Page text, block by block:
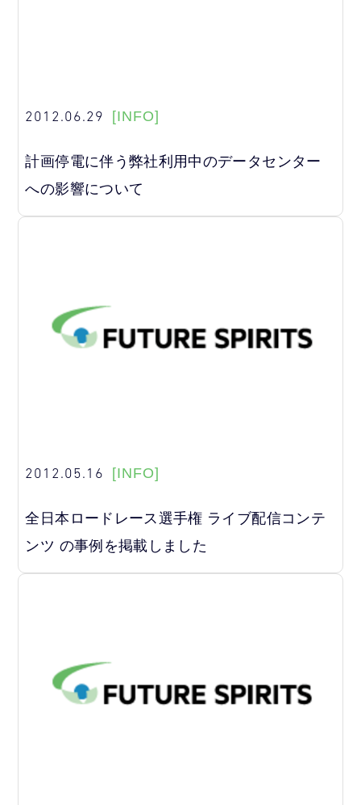
2012.06.29 [INFO]
計画停電に伴う弊社利用中のデータセンター
への影響について
2012.05.16 [INFO]
全日本ロードレース選手権 ライブ配信コンテ
ンツ の事例を掲載しました